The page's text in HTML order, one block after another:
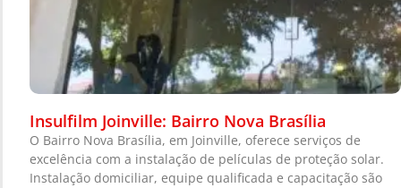
Insulfilm Joinville: Bairro Nova Brasília
O Bairro Nova Brasília, em Joinville, oferece serviços de
excelência com a instalação de películas de proteção solar.
Instalação domiciliar, equipe qualificada e capacitação são